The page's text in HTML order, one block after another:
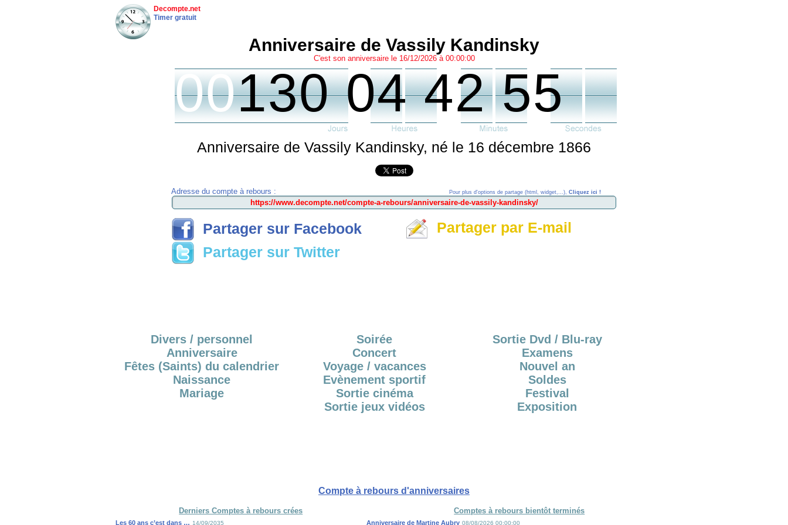
Decompte.net
Timer gratuit
Anniversaire de Vassily Kandinsky
C'est son anniversaire le 16/12/2026 à 00:00:00
00130 04 42 55
Anniversaire de Vassily Kandinsky, né le 16 décembre 1866
Adresse du compte à rebours : Pour plus d'options de partage (html, widget,...), Cliquez ici !
Partager sur Facebook
Partager sur Twitter
Partager par E-mail
Divers / personnel
Anniversaire
Fêtes (Saints) du calendrier
Naissance
Mariage
Soirée
Concert
Voyage / vacances
Evènement sportif
Sortie cinéma
Sortie jeux vidéos
Sortie Dvd / Blu-ray
Examens
Nouvel an
Soldes
Festival
Exposition
Compte à rebours d'anniversaires
Derniers Comptes à rebours crées Comptes à rebours bientôt terminés
Les 60 ans c’est dans … 14/09/2035 Anniversaire de Martine Aubry 08/08/2026 00:00:00